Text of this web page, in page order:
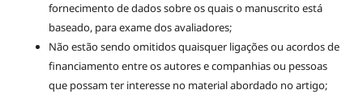
fornecimento de dados sobre os quais o manuscrito está
baseado, para exame dos avaliadores;
Não estão sendo omitidos quaisquer ligações ou acordos de
financiamento entre os autores e companhias ou pessoas
que possam ter interesse no material abordado no artigo;